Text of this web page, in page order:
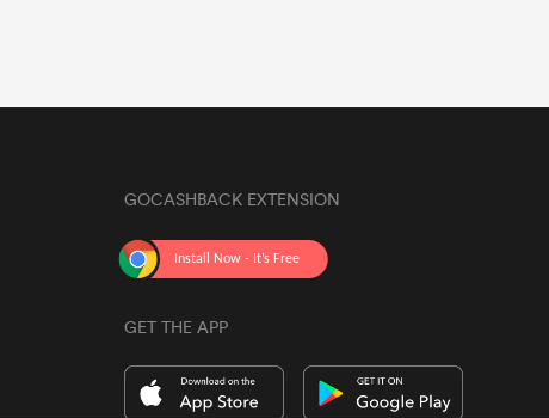
GOCASHBACK EXTENSION
GET THE APP